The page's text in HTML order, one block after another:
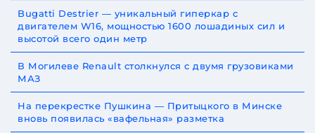
Bugatti Destrier — уникальный гиперкар с
двигателем W16, мощностью 1600 лошадиных сил и
высотой всего один метр
В Могилеве Renault столкнулся с двумя грузовиками
МАЗ
На перекрестке Пушкина — Притыцкого в Минске
вновь появилась «вафельная» разметка